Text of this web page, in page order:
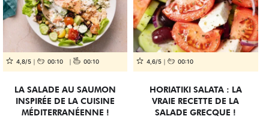
4,8/5 00:10 00:10
LA SALADE AU SAUMON
INSPIRÉE DE LA CUISINE
MÉDITERRANÉENNE !
4,6/5 00:10
HORIATIKI SALATA : LA
VRAIE RECETTE DE LA
SALADE GRECQUE !